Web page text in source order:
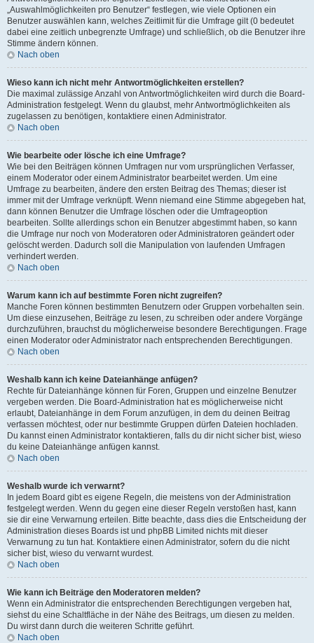
„Auswahlmöglichkeiten pro Benutzer“ festlegen, wie viele Optionen ein
Benutzer auswählen kann, welches Zeitlimit für die Umfrage gilt (0 bedeutet
dabei eine zeitlich unbegrenzte Umfrage) und schließlich, ob die Benutzer ihre
Stimme ändern können.
Nach oben
Wieso kann ich nicht mehr Antwortmöglichkeiten erstellen?
Die maximal zulässige Anzahl von Antwortmöglichkeiten wird durch die Board-
Administration festgelegt. Wenn du glaubst, mehr Antwortmöglichkeiten als
zugelassen zu benötigen, kontaktiere einen Administrator.
Nach oben
Wie bearbeite oder lösche ich eine Umfrage?
Wie bei den Beiträgen können Umfragen nur vom ursprünglichen Verfasser,
einem Moderator oder einem Administrator bearbeitet werden. Um eine
Umfrage zu bearbeiten, ändere den ersten Beitrag des Themas; dieser ist
immer mit der Umfrage verknüpft. Wenn niemand eine Stimme abgegeben hat,
dann können Benutzer die Umfrage löschen oder die Umfrageoption
bearbeiten. Sollte allerdings schon ein Benutzer abgestimmt haben, so kann
die Umfrage nur noch von Moderatoren oder Administratoren geändert oder
gelöscht werden. Dadurch soll die Manipulation von laufenden Umfragen
verhindert werden.
Nach oben
Warum kann ich auf bestimmte Foren nicht zugreifen?
Manche Foren können bestimmten Benutzern oder Gruppen vorbehalten sein.
Um diese einzusehen, Beiträge zu lesen, zu schreiben oder andere Vorgänge
durchzuführen, brauchst du möglicherweise besondere Berechtigungen. Frage
einen Moderator oder Administrator nach entsprechenden Berechtigungen.
Nach oben
Weshalb kann ich keine Dateianhänge anfügen?
Rechte für Dateianhänge können für Foren, Gruppen und einzelne Benutzer
vergeben werden. Die Board-Administration hat es möglicherweise nicht
erlaubt, Dateianhänge in dem Forum anzufügen, in dem du deinen Beitrag
verfassen möchtest, oder nur bestimmte Gruppen dürfen Dateien hochladen.
Du kannst einen Administrator kontaktieren, falls du dir nicht sicher bist, wieso
du keine Dateianhänge anfügen kannst.
Nach oben
Weshalb wurde ich verwarnt?
In jedem Board gibt es eigene Regeln, die meistens von der Administration
festgelegt werden. Wenn du gegen eine dieser Regeln verstoßen hast, kann
sie dir eine Verwarnung erteilen. Bitte beachte, dass dies die Entscheidung der
Administration dieses Boards ist und phpBB Limited nichts mit dieser
Verwarnung zu tun hat. Kontaktiere einen Administrator, sofern du die nicht
sicher bist, wieso du verwarnt wurdest.
Nach oben
Wie kann ich Beiträge den Moderatoren melden?
Wenn ein Administrator die entsprechenden Berechtigungen vergeben hat,
siehst du eine Schaltfläche in der Nähe des Beitrags, um diesen zu melden.
Du wirst dann durch die weiteren Schritte geführt.
Nach oben